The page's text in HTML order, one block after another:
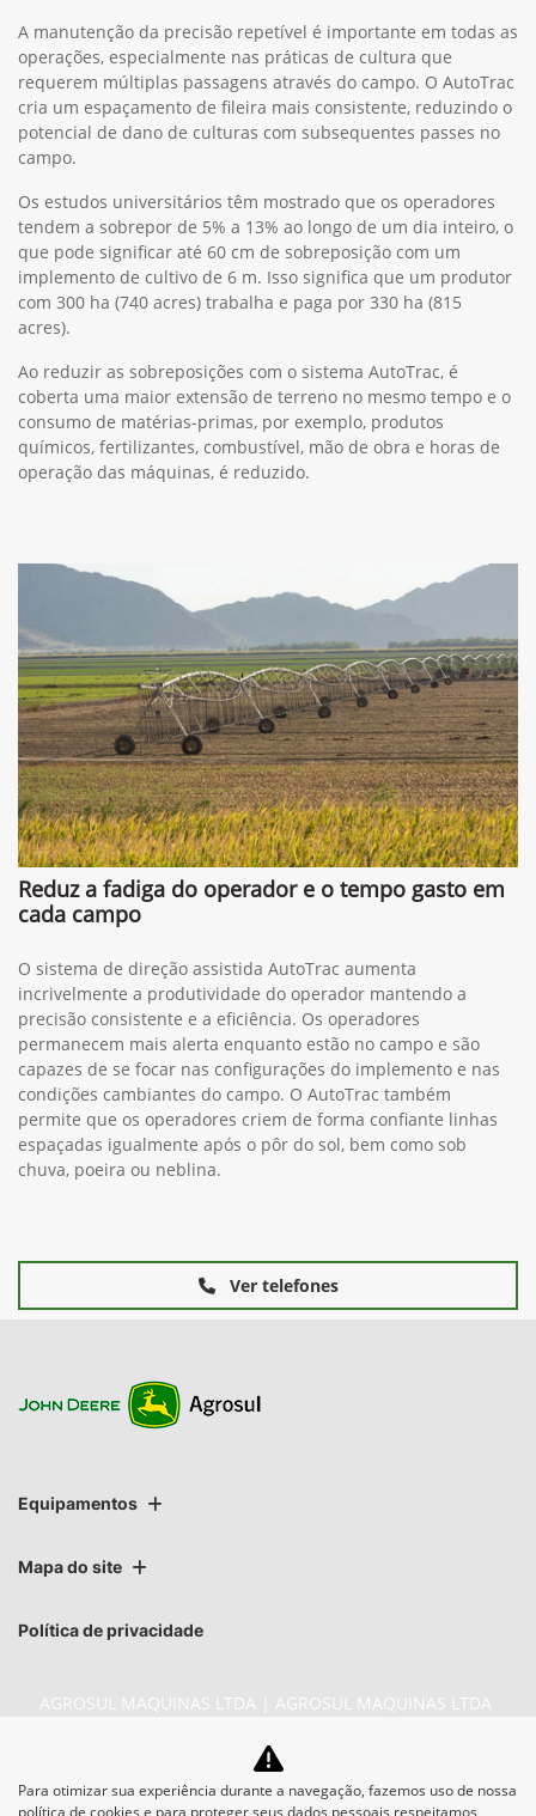
A manutenção da precisão repetível é importante em todas as
operações, especialmente nas práticas de cultura que
requerem múltiplas passagens através do campo. O AutoTrac
cria um espaçamento de fileira mais consistente, reduzindo o
potencial de dano de culturas com subsequentes passes no
campo.
Os estudos universitários têm mostrado que os operadores
tendem a sobrepor de 5% a 13% ao longo de um dia inteiro, o
que pode significar até 60 cm de sobreposição com um
implemento de cultivo de 6 m. Isso significa que um produtor
com 300 ha (740 acres) trabalha e paga por 330 ha (815
acres).
Ao reduzir as sobreposições com o sistema AutoTrac, é
coberta uma maior extensão de terreno no mesmo tempo e o
consumo de matérias-primas, por exemplo, produtos
químicos, fertilizantes, combustível, mão de obra e horas de
operação das máquinas, é reduzido.
Reduz a fadiga do operador e o tempo gasto em
cada campo
O sistema de direção assistida AutoTrac aumenta
incrivelmente a produtividade do operador mantendo a
precisão consistente e a eficiência. Os operadores
permanecem mais alerta enquanto estão no campo e são
capazes de se focar nas configurações do implemento e nas
condições cambiantes do campo. O AutoTrac também
permite que os operadores criem de forma confiante linhas
espaçadas igualmente após o pôr do sol, bem como sob
chuva, poeira ou neblina.
Ver telefones
Equipamentos
Mapa do site
Política de privacidade
AGROSUL MAQUINAS LTDA | AGROSUL MAQUINAS LTDA
CNPJ: 40.512.337/0001-00
Para otimizar sua experiência durante a navegação, fazemos uso de nossa
política de cookies e para proteger seus dados pessoais respeitamos